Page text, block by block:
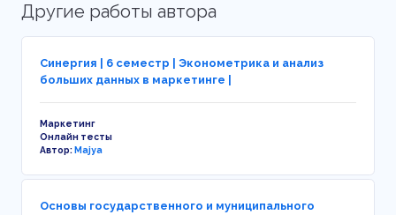
Другие работы автора
Синергия | 6 семестр | Эконометрика и анализ
больших данных в маркетинге |
Маркетинг
Онлайн тесты
Автор:Majya
Основы государственного и муниципального